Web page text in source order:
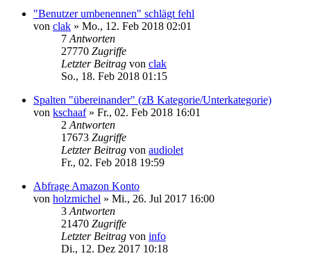
"Benutzer umbenennen" schlägt fehl
von clak » Mo., 12. Feb 2018 02:01
7 Antworten
27770 Zugriffe
Letzter Beitrag von clak
So., 18. Feb 2018 01:15
Spalten "übereinander" (zB Kategorie/Unterkategorie)
von kschaaf» Fr., 02. Feb 2018 16:01
2 Antworten
17673 Zugriffe
Letzter Beitrag von audiolet
Fr., 02. Feb 2018 19:59
Abfrage Amazon Konto
von holzmichel » Mi., 26. Jul 2017 16:00
3 Antworten
21470 Zugriffe
Letzter Beitrag von info
Di., 12. Dez 2017 10:18